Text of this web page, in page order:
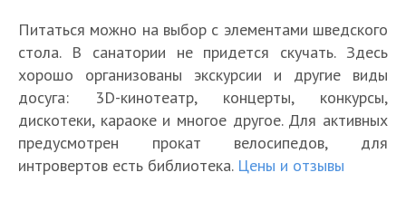
Питаться можно на выбор с элементами шведского
стола. В санатории не придется скучать. Здесь
хорошо организованы экскурсии и другие виды
досуга: 3D-кинотеатр, концерты, конкурсы,
дискотеки, караоке и многое другое. Для активных
предусмотрен прокат велосипедов, для
интровертов есть библиотека. Цены и отзывы